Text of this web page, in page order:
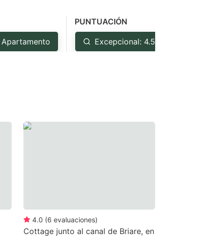
Apartamento
PUNTUACIÓN
Excepcional: 4.5+
4.0 (6 evaluaciones)
Cottage junto al canal de Briare, en